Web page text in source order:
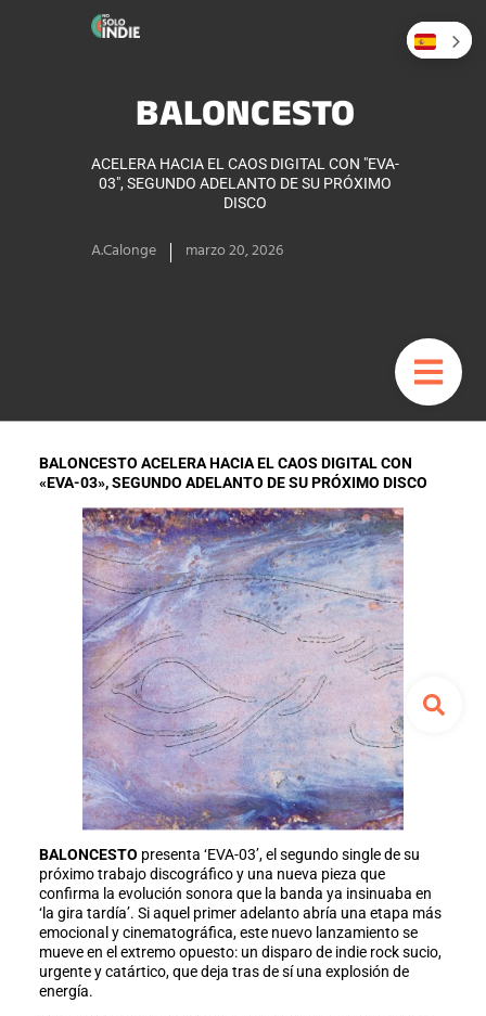
BALONCESTO
ACELERA HACIA EL CAOS DIGITAL CON "EVA-
03", SEGUNDO ADELANTO DE SU PRÓXIMO
DISCO
A.Calonge marzo 20, 2026
BALONCESTO ACELERA HACIA EL CAOS DIGITAL CON
«EVA-03», SEGUNDO ADELANTO DE SU PRÓXIMO DISCO
BALONCESTO presenta ‘EVA-03’, el segundo single de su
próximo trabajo discográfico y una nueva pieza que
confirma la evolución sonora que la banda ya insinuaba en
‘la gira tardía’. Si aquel primer adelanto abría una etapa más
emocional y cinematográfica, este nuevo lanzamiento se
mueve en el extremo opuesto: un disparo de indie rock sucio,
urgente y catártico, que deja tras de sí una explosión de
energía.